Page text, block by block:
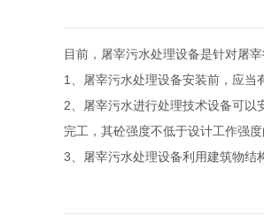
目前， 屠宰污水处理设备是针对屠
1、屠宰污水处理设备安装前，应当
2、屠宰污水进行处理技术设备可
完工，其砼强度不低于设计工作强
3、屠宰污水处理设备利用建筑物结